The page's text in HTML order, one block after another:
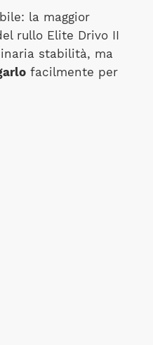
la maggior
rullo Elite Drivo II
stabilità, ma
facilmente per